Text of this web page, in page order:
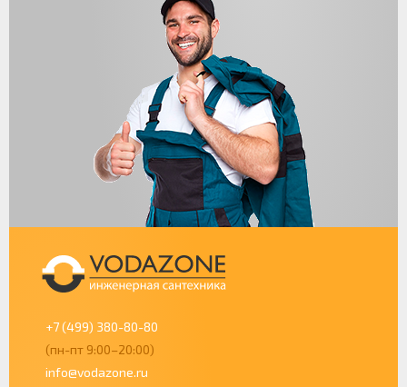
+7 (499) 380-80-80
(пн-пт 9:00–20:00)
info@vodazone.ru